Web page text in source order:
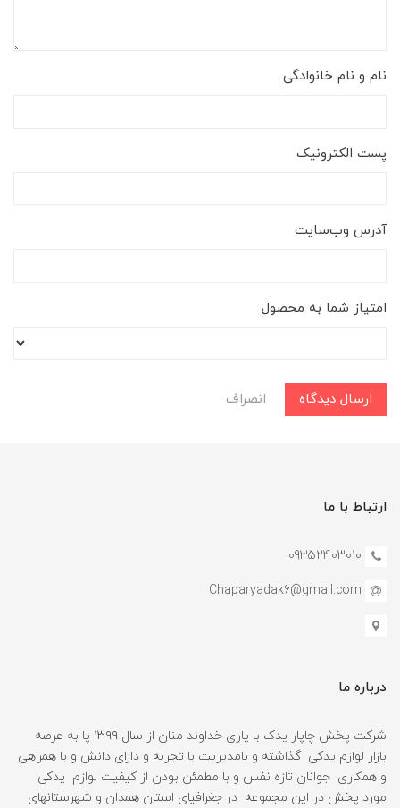
نام و نام خانوادگی
پست الکترونیک
آدرس وب‌سایت
امتیاز شما به محصول
ارسال دیدگاه انصراف
ارتباط با ما
09352403010
Chaparyadak6@gmail.com
درباره ما
شرکت پخش چاپار یدک با یاری خداوند منان از سال ۱۳۹۹ پا به عرصه
بازار لوازم یدکی گذاشته و بامدیریت با تجربه و دارای دانش و با همراهی
و همکاری جوانان تازه نفس و با مطمئن بودن از کیفیت لوازم یدکی
مورد پخش در این مجموعه در جغرافیای استان همدان و شهرستانهای